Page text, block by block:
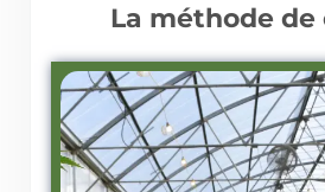
La méthode